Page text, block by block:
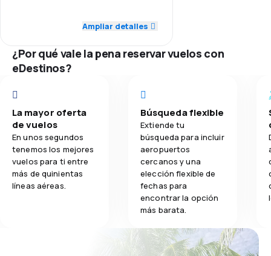
Comodidad de viaje
5.0
Comidas 5.0
Ampliar detalles
¿Por qué vale la pena reservar vuelos con
eDestinos?
La mayor oferta
de vuelos
En unos segundos
tenemos los mejores
vuelos para ti entre
más de quinientas
líneas aéreas.
Búsqueda flexible
Extiende tu
búsqueda para incluir
aeropuertos
cercanos y una
elección flexible de
fechas para
encontrar la opción
más barata.